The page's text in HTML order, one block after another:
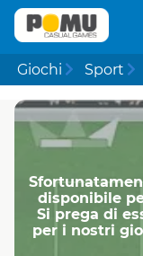
Giochi Sport
disponibile
Si prega di
per i nostri